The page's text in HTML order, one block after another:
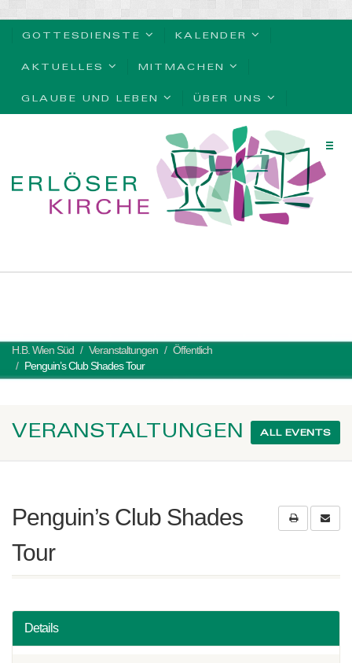
GOTTESDIENSTE KALENDER
AKTUELLES MITMACHEN
GLAUBE UND LEBEN ÜBER UNS
H.B. Wien Süd Veranstaltungen
Öffentlich
Penguin’s Club Shades Tour
VERANSTALTUNGEN ALL EVENTS
Penguin’s Club Shades
Tour
Details